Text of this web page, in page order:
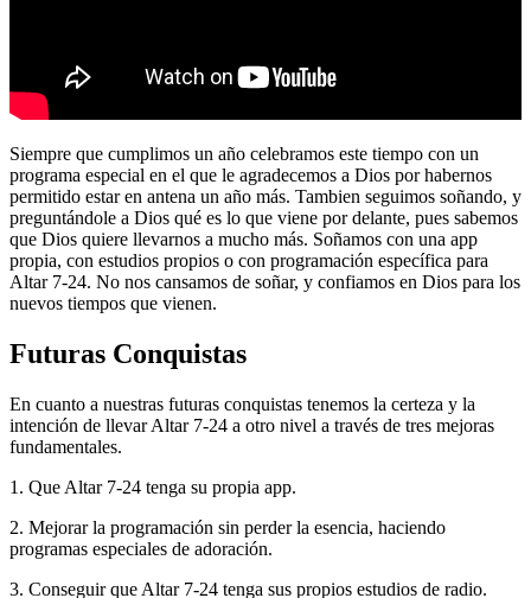
Siempre que cumplimos un año celebramos este tiempo con un
programa especial en el que le agradecemos a Dios por habernos
permitido estar en antena un año más. Tambien seguimos soñando, y
preguntándole a Dios qué es lo que viene por delante, pues sabemos
que Dios quiere llevarnos a mucho más. Soñamos con una app
propia, con estudios propios o con programación específica para
Altar 7-24. No nos cansamos de soñar, y confiamos en Dios para los
nuevos tiempos que vienen.
Futuras Conquistas
En cuanto a nuestras futuras conquistas tenemos la certeza y la
intención de llevar Altar 7-24 a otro nivel a través de tres mejoras
fundamentales.
1. Que Altar 7-24 tenga su propia app.
2. Mejorar la programación sin perder la esencia, haciendo
programas especiales de adoración.
3. Conseguir que Altar 7-24 tenga sus propios estudios de radio.